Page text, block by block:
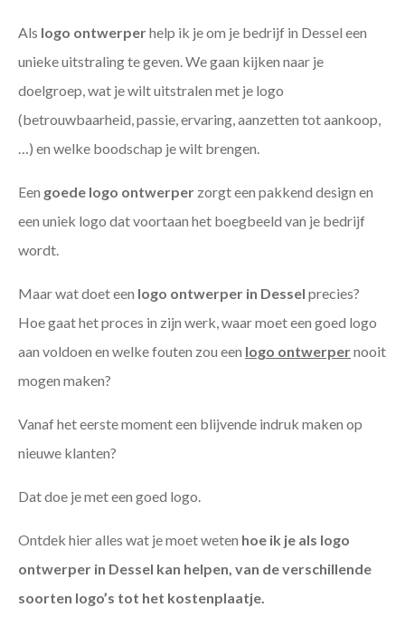
Als logo ontwerperhelp ik je om je bedrijf in Dessel een
unieke uitstraling te geven. We gaan kijken naar je
doelgroep, wat je wilt uitstralen met je logo
(betrouwbaarheid, passie, ervaring, aanzetten tot aankoop,
…) en welke boodschap je wilt brengen.
Een goede logo ontwerper zorgt een pakkend design en
een uniek logo dat voortaan het boegbeeld van je bedrijf
wordt.
Maar wat doet een logo ontwerper in Dessel precies?
Hoe gaat het proces in zijn werk, waar moet een goed logo
aan voldoen en welke fouten zou een logo ontwerpernooit
mogen maken?
Vanaf het eerste moment een blijvende indruk maken op
nieuwe klanten?
Dat doe je met een goed logo.
Ontdek hier alles wat je moet weten hoe ik je als logo
ontwerper in Dessel kan helpen, van de verschillende
soorten logo’s tot het kostenplaatje.